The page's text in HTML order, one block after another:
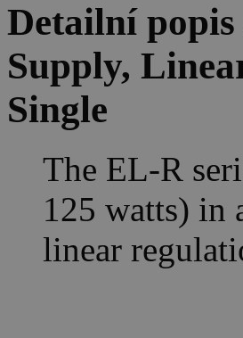
Detailní
Supply,
Single
The EL-R
125 watts) in
linear